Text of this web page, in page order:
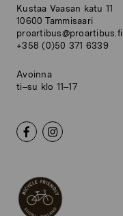
Kustaa Vaasan katu 11
10600 Tammisaari
proartibus@proartibus.fi
+358 (0)50 371 6339
Avoinna
ti–su klo 11–17